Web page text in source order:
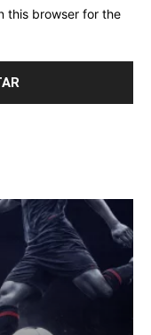
this browser for the